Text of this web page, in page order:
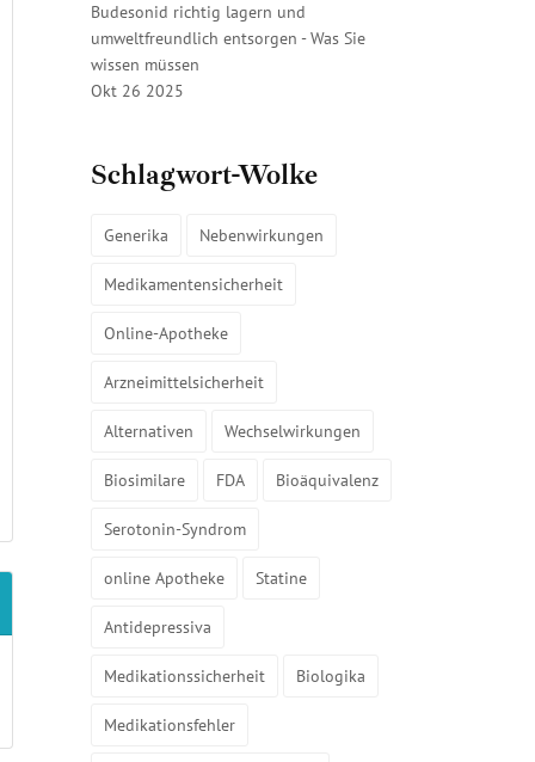
Budesonid richtig lagern und
umweltfreundlich entsorgen - Was Sie
wissen müssen
Okt 26 2025
Schlagwort-Wolke
Generika Nebenwirkungen
Medikamentensicherheit
Online-Apotheke
Arzneimittelsicherheit
Alternativen Wechselwirkungen
Biosimilare FDA Bioäquivalenz
Serotonin-Syndrom
online Apotheke Statine
Antidepressiva
Medikationssicherheit Biologika
Medikationsfehler